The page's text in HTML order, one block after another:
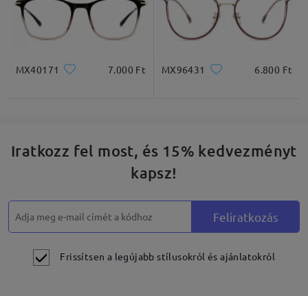
MX40171 7.000 Ft MX96431 6.800 Ft
Iratkozz fel most, és 15% kedvezményt
kapsz!
Feliratkozás
Frissítsen a legújabb stílusokról és ajánlatokról